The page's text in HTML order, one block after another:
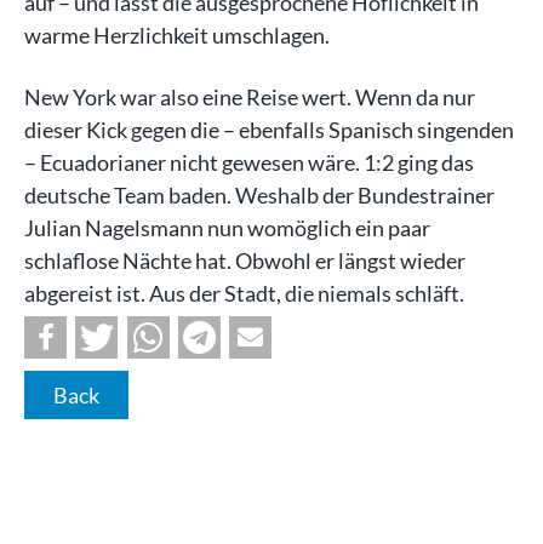
warme Herzlichkeit umschlagen.
New York war also eine Reise wert. Wenn da nur
dieser Kick gegen die – ebenfalls Spanisch singenden
– Ecuadorianer nicht gewesen wäre. 1:2 ging das
deutsche Team baden. Weshalb der Bundestrainer
Julian Nagelsmann nun womöglich ein paar
schlaflose Nächte hat. Obwohl er längst wieder
abgereist ist. Aus der Stadt, die niemals schläft.
Back